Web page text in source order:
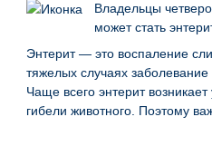
Владельцы
может стать
Энтерит — это воспаление
тяжелых случаях
Чаще всего энтерит
гибели животного. Поэтому